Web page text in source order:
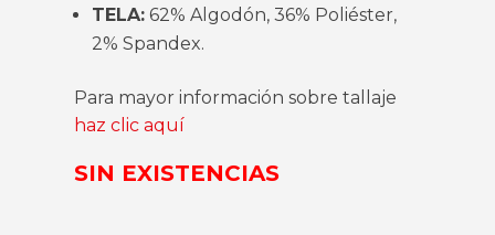
TELA: 62% Algodón, 36% Poliéster,
2% Spandex.
Para mayor información sobre tallaje
haz clic aquí
SIN EXISTENCIAS